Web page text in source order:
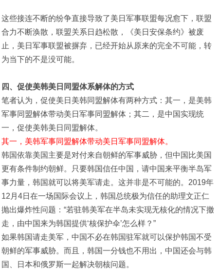
这些接连不断的纷争直接导致了美日军事联盟每况愈下，联盟
合力不断涣散，联盟关系日趋松散，《美日安保条约》被废
止，美日军事联盟被摒弃，已经开始从原来的完全不可能，转
为当下的不是没可能。
四、促使美韩美日同盟体系解体的方式
笔者认为，促使美日美韩同盟解体有两种方式：其一，是美韩
军事同盟解体带动美日军事同盟解体；其二，是中国实现统
一，促使美韩美日同盟解体。
其一，美韩军事同盟解体带动美日军事同盟解体。
韩国依靠美国主要是对付来自朝鲜的军事威胁，但中国比美国
更有条件制约朝鲜。只要韩国信任中国，请中国来平衡半岛军
事力量，韩国就可以将美军请走。这并非是不可能的。2019年
12月4日在一场国际会议上，韩国总统极为信任的助理文正仁
抛出爆炸性问题：“若驻韩美军在半岛未实现无核化的情况下撤
走，由中国来为韩国提供‘核保护伞’怎么样？”
如果韩国请走美军，中国不必在韩国驻军就可以保护韩国不受
朝鲜的军事威胁。而且，韩国一分钱也不用出，中国还会与韩
国、日本和俄罗斯一起解决朝核问题。